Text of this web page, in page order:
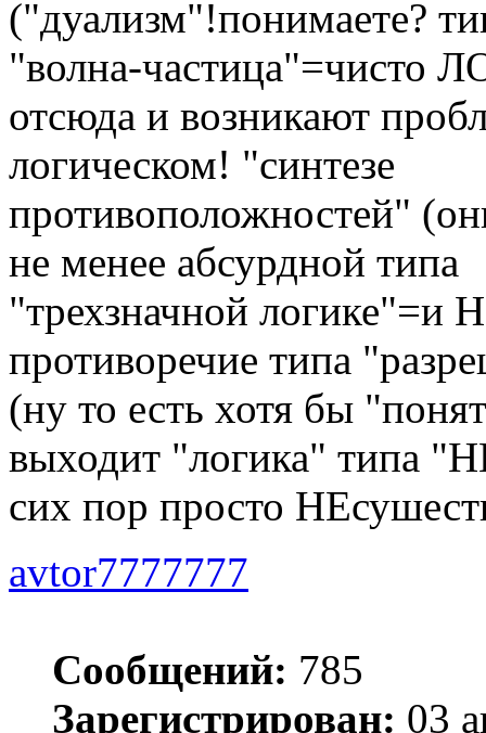
("дуализм"!понимаете?
"волна-
отсюда и возникают
логическом! "синтезе
противоположностей"
не менее абсурдной типа
"трехзначной логике"=и
противоречие типа
(ну то есть хотя бы
выходит "логика" типа
сих пор просто
avtor7777777
Сообщений: 785
Зарегистрирован: 03